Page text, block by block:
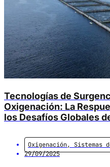
Tecnologías de
Oxigenación: La
los Desafíos Globales
Oxigenación, Sistemas
29/09/2025